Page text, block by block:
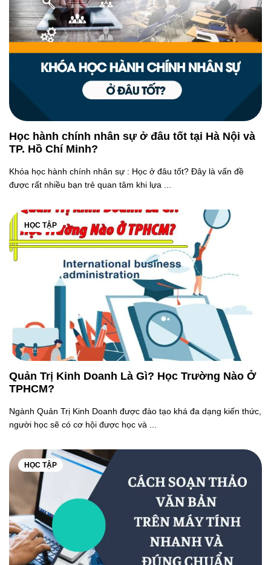
Học hành chính nhân sự ở đâu tốt tại Hà Nội và
TP. Hồ Chí Minh?
Khóa học hành chính nhân sự : Học ở đâu tốt? Đây là vấn đề
được rất nhiều bạn trẻ quan tâm khi lựa ...
HỌC TẬP
Quản Trị Kinh Doanh Là Gì? Học Trường Nào Ở
TPHCM?
Ngành Quản Trị Kinh Doanh được đào tạo khá đa dạng kiến thức,
người học sẽ có cơ hội được học và ...
HỌC TẬP